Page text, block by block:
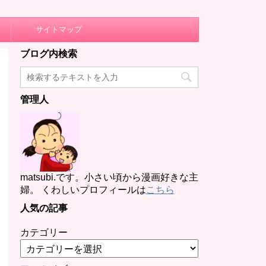
サイトマップ
ブログ内検索
管理人
matsubi.です。小さい頃から漫画好きな主
婦。 くわしいプロフィールはこちら
人気の記事
カテゴリー